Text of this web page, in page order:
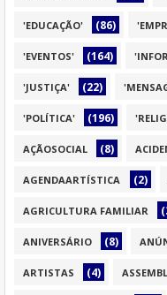
'EDUCAÇÃO' (86)
'EVENTOS' (164)
'JUSTIÇA' (22)
'POLÍTICA' (196)
AÇÃOSOCIAL (8)
AGENDAARTÍSTICA (2)
AGRICULTURA FAMILIAR
ANIVERSÁRIO (8)
ARTISTAS (4)